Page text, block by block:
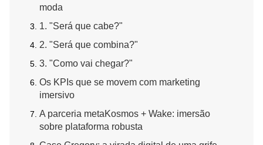
moda
1. "Será que cabe?"
2. "Será que combina?"
3. "Como vai chegar?"
Os KPIs que se movem com marketing
imersivo
A parceria metaKosmos + Wake: imersão
sobre plataforma robusta